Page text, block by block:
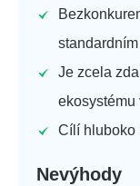
Je zcela
ekosystému
Cílí hluboko
Nevýhody